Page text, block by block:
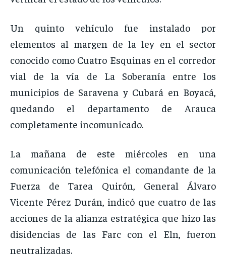
Un quinto vehículo fue instalado por
elementos al margen de la ley en el sector
conocido como Cuatro Esquinas en el corredor
vial de la vía de La Soberanía entre los
municipios de Saravena y Cubará en Boyacá,
quedando el departamento de Arauca
completamente incomunicado.
La mañana de este miércoles en una
comunicación telefónica el comandante de la
Fuerza de Tarea Quirón, General Álvaro
Vicente Pérez Durán, indicó que cuatro de las
acciones de la alianza estratégica que hizo las
disidencias de las Farc con el Eln, fueron
neutralizadas.